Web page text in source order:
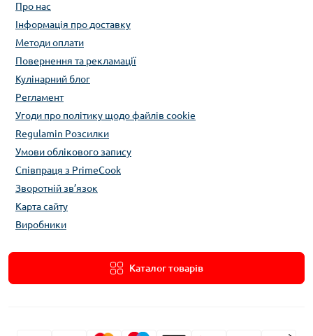
Про нас
Інформація про доставку
Методи оплати
Повернення та рекламації
Кулінарний блог
Регламент
Угоди про політику щодо файлів cookie
Regulamin Розсилки
Умови облікового запису
Співпраця з PrimeCook
Зворотній зв’язок
Карта сайту
Виробники
Каталог товарів